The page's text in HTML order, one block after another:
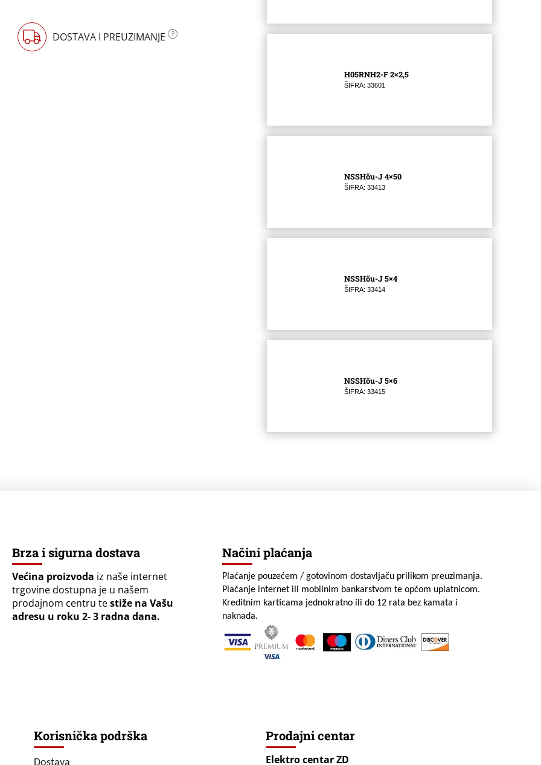
DOSTAVA I PREUZIMANJE
H05RNH2-F 2×2,5
ŠIFRA: 33601
NSSHöu-J 4×50
ŠIFRA: 33413
NSSHöu-J 5×4
ŠIFRA: 33414
NSSHöu-J 5×6
ŠIFRA: 33415
Brza i sigurna dostava
Većina proizvoda iz naše internet
trgovine dostupna je u našem
prodajnom centru testiže na Vašu
adresu u roku 2- 3 radna dana.
Načini plaćanja
Plaćanje pouzećem / gotovinom dostavljaču prilikom preuzimanja.
Plaćanje internet ili mobilnim bankarstvom te općom uplatnicom.
Kreditnim karticama jednokratno ili do 12 rata bez kamata i
naknada.
Korisnička podrška Prodajni centar
Elektro centar ZD